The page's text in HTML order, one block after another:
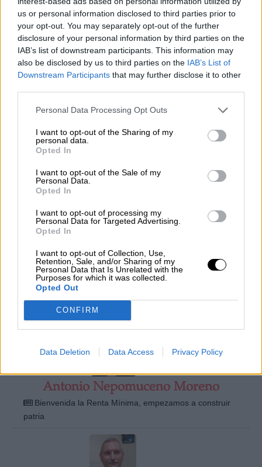
us or personal information disclosed to third parties prior to
your opt-out. You may separately opt-out of the further
disclosure of your personal information by third parties on the
IAB’s list of downstream participants. This information may
also be disclosed by us to third parties on the IAB’s List of
Downstream Participants that may further disclose it to other
Personal Data Processing Opt Outs
I want to opt-out of the Sharing of my
personal data.
Opted In
I want to opt-out of the Sale of my
Personal Data.
Opted In
I want to opt-out of processing my
Personal Data for Targeted Advertising.
Opted In
I want to opt-out of Collection, Use,
Retention, Sale, and/or Sharing of my
Personal Data that Is Unrelated with the
Purposes for which it was collected.
Opted Out
CONFIRM
Data Deletion Data Access Privacy Policy
"Los poderes públicos deberían asignar muchos más
recursos al arte y la cultura de lo que hacen ahora"
Depende de nosotros
13 días
Cambio climático y ciencia
Antonio Nepomuceno Moreno
Bienvenida la Renta Mínima, empezamos a construir
patria